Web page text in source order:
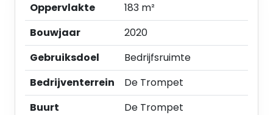
Oppervlakte
183 m²
Bouwjaar
2020
Gebruiksdoel
Bedrijfsruimte
Bedrijventerrein
De Trompet
Buurt
De Trompet